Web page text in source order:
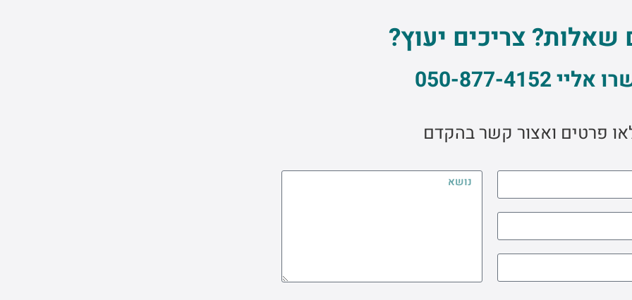
צריכים יעוץ?
050-877-4152
פרטים ואצור קשר בהקדם